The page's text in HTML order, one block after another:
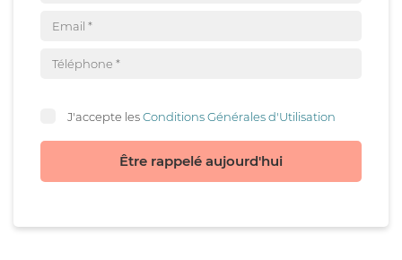
J'accepte lesConditions Générales d'Utilisation
Être rappelé aujourd'hui